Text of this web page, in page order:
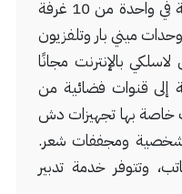
اشعر وكأنك في منزلك عند الإقامة في واحدة من 10 غرفة
ميني بار وتلفزيون
بالإنترنت مجانًا
إلى قنوات فضائية من
خاصة بها تجهيزات دش
ومجففات شعر.
وتتوفر خدمة تدبير